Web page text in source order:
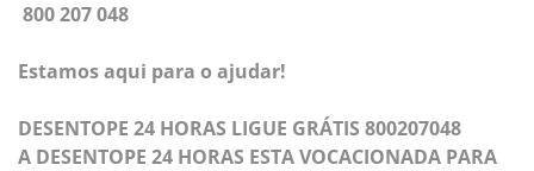
800 207 048
Estamos aqui para o ajudar!
DESENTOPE 24 HORAS LIGUE GRÁTIS 800207048
A DESENTOPE 24 HORAS ESTA VOCACIONADA PARA